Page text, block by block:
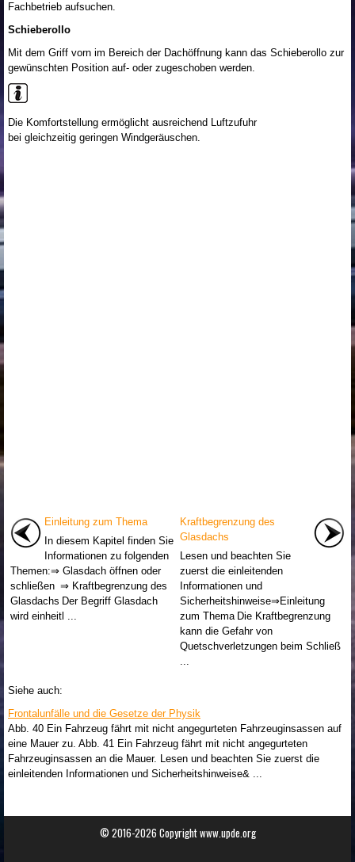
Fachbetrieb aufsuchen.
Schieberollo
Mit dem Griff vorn im Bereich der Dachöffnung kann das Schieberollo zur
gewünschten Position auf- oder zugeschoben werden.
Die Komfortstellung ermöglicht ausreichend Luftzufuhr
bei gleichzeitig geringen Windgeräuschen.
Einleitung zum Thema
In diesem Kapitel finden Sie
Informationen zu folgenden
Themen:⇒ Glasdach öffnen oder
schließen ⇒ Kraftbegrenzung des
Glasdachs Der Begriff Glasdach
wird einheitl ...
Kraftbegrenzung des
Glasdachs
Lesen und beachten Sie
zuerst die einleitenden
Informationen und
Sicherheitshinweise⇒Einleitung
zum Thema Die Kraftbegrenzung
kann die Gefahr von
Quetschverletzungen beim Schließ
...
Siehe auch:
Frontalunfälle und die Gesetze der Physik
Abb. 40 Ein Fahrzeug fährt mit nicht angegurteten Fahrzeuginsassen auf
eine Mauer zu. Abb. 41 Ein Fahrzeug fährt mit nicht angegurteten
Fahrzeuginsassen an die Mauer. Lesen und beachten Sie zuerst die
einleitenden Informationen und Sicherheitshinweise& ...
© 2016-2026 Copyright www.upde.org